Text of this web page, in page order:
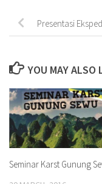
Presentasi
YOU MAY ALSO
Seminar Karst Gunung